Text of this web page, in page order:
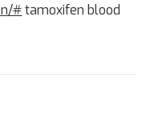
#tamoxifen blood